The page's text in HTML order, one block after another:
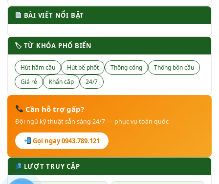
BÀI VIẾT NỔI BẬT
🏷 TỪ KHÓA PHỔ BIẾN
Hút hầm cầu Hút bể phốt Thông cống
Thông bồn cầu
Giá rẻ
Khẩn cấp 24/7
Cần hỗ trợ gấp?
Đội ngũ kỹ thuật sẵn sàng 24/7 — phục vụ toàn quốc
Gọi ngay 0943.789.121
LƯỢT TRUY CẬP